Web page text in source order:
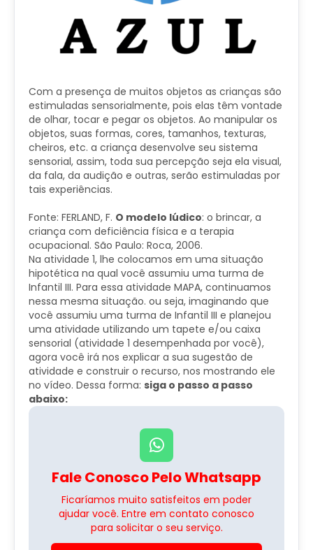
​Com a presença de muitos objetos as crianças são
estimuladas sensorialmente, pois elas têm vontade
de olhar, tocar e pegar os objetos. Ao manipular os
objetos, suas formas, cores, tamanhos, texturas,
cheiros, etc. a criança desenvolve seu sistema
sensorial, assim, toda sua percepção seja ela visual,
da fala, da audição e outras, serão estimuladas por
tais experiências.
Fonte: FERLAND, F. O modelo lúdico: o brincar, a
criança com deficiência física e a terapia
ocupacional. São Paulo: Roca, 2006.
Na atividade 1, lhe colocamos em uma situação
hipotética na qual você assumiu uma turma de
Infantil III. Para essa atividade MAPA, continuamos
nessa mesma situação. ou seja, imaginando que
você assumiu uma turma de Infantil III e planejou
uma atividade utilizando um tapete e/ou caixa
sensorial (atividade 1 desempenhada por você),
agora você irá nos explicar a sua sugestão de
atividade e construir o recurso, nos mostrando ele
no vídeo. Dessa forma: siga o passo a passo
abaixo:
Fale Conosco Pelo Whatsapp
Ficaríamos muito satisfeitos em poder
ajudar você. Entre em contato conosco
para solicitar o seu serviço.